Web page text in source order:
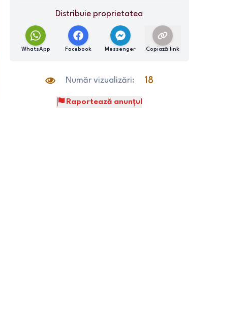
Distribuie proprietatea
WhatsApp Facebook Messenger Copiază link
Număr vizualizări: 18
Raportează anunțul